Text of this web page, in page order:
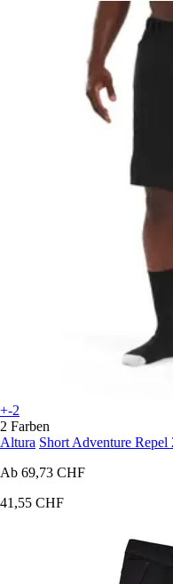
+-2
2 Farben
Altura Short Adventure Repel
Ab 69,73 CHF
41,55 CHF